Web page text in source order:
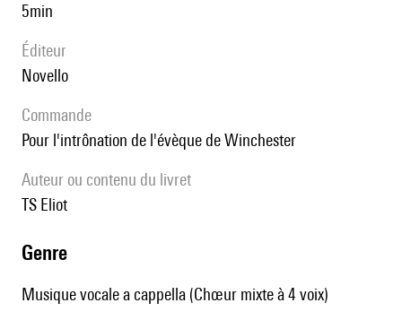
5min
éditeur
Novello
Commande
pour l'intrônation de l'évèque de Winchester
Auteur ou contenu du livret
TS Eliot
genre
Musique vocale a cappella (Chœur mixte à 4 voix)